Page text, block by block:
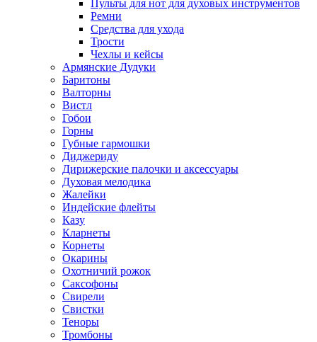
Пульты для нот для духовых инструментов
Ремни
Средства для ухода
Трости
Чехлы и кейсы
Армянские Дудуки
Баритоны
Валторны
Вистл
Гобои
Горны
Губные гармошки
Диджериду
Дирижерские палочки и аксессуары
Духовая мелодика
Жалейки
Индейские флейты
Казу
Кларнеты
Корнеты
Окарины
Охотничий рожок
Саксофоны
Свирели
Свистки
Теноры
Тромбоны